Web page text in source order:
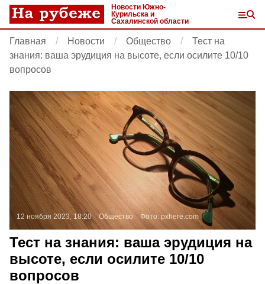
Новости Южно-
Курильска и
Сахалинской области
Главная Новости Общество
Тест на
знания: ваша эрудиция на высоте, если осилите 10/10
вопросов
12 ноября 2023, 18:20 Общество Фото: pxhere.com
Тест на знания: ваша эрудиция на
высоте, если осилите 10/10
вопросов